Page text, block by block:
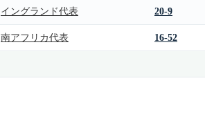
イングランド代表 20-9
南アフリカ代表 16-52